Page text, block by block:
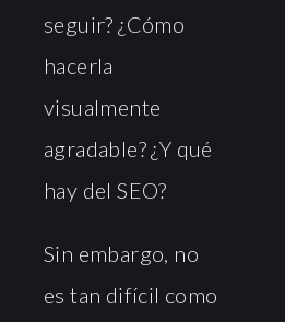
seguir? ¿Cómo
hacerla
visualmente
agradable? ¿Y qué
hay del SEO?
Sin embargo, no
es tan difícil como